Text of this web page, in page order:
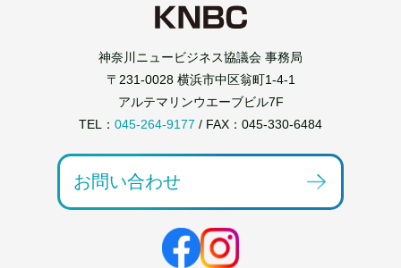
神奈川ニュービジネス協議会 事務局
〒231-0028 横浜市中区翁町1-4-1
アルテマリンウエーブビル7F
TEL： 045-264-9177 / FAX：045-330-6484
お問い合わせ